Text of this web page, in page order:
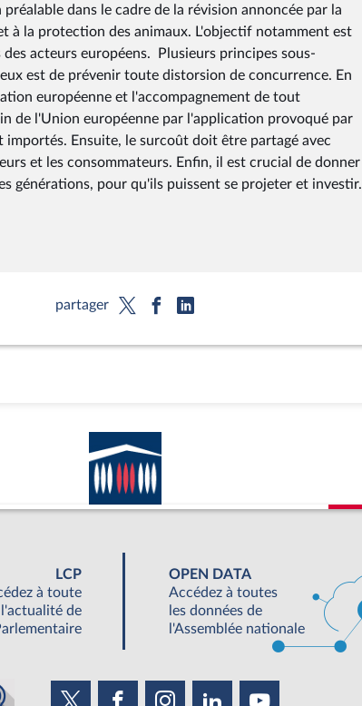
dans le cadre de la révision annoncée par la
à la protection des animaux. L'objectif notamment est
acteurs européens. Plusieurs principes sous-
est de prévenir toute distorsion de concurrence. En
européenne et l'accompagnement de tout
de l'Union européenne par l'application provoqué par
Ensuite, le surcoût doit être partagé avec
et les consommateurs. Enfin, il est crucial de donner
générations, pour qu'ils puissent se projeter et investir.
partager
LCP
à toute
l'actualité de
OPEN DATA
Accédez à toutes
les données de
l'Assemblée nationale